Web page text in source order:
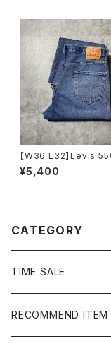
【W36 L32】Levis
イス ジッパーフライ
ー テーパード 140
¥5,400
CATEGORY
TIME SALE
RECOMMEND ITEM